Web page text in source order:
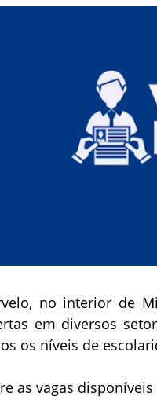
no interior de
em diversos
os níveis de
as vagas disponíveis